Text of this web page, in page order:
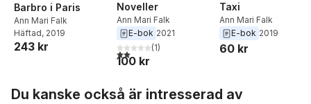
Barbro i Paris
Ann Mari Falk
Häftad, 2019
243 kr
Noveller
Ann Mari Falk
E-bok 2021
2,0utav 5 stjärnor. Totalt antal röster:
(1)
100 kr
Taxi
Ann Mari Falk
E-bok 2019
60 kr
Du kanske också är intresserad av